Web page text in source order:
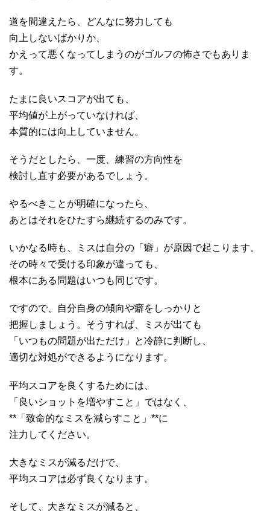
道を間違えたら、どんなに努力しても
向上しないばかりか、
かえって悪くなってしまうのがゴルフの怖さでもありま
す。
たまに良いスコアが出ても、
平均値が上がっていなければ、
本質的には向上していません。
そうだとしたら、一度、練習の方向性を
検討し直す必要があるでしょう。
やるべきことが明確になったら、
あとはそれをひたすら継続するのみです。
いかなる時も、ミスは自分の「癖」が原因で起こります。
その時々で受ける印象が違っても、
根本にある問題はいつも同じです。
ですので、自分自身の傾向や癖をしっかりと
把握しましょう。そうすれば、ミスが出ても
「いつもの問題が出ただけ」と冷静に判断し、
適切な対処ができるようになります。
平均スコアを良くするためには、
「良いショットを増やすこと」ではなく、
**「致命的なミスを減らすこと」**に
注力してください。
大きなミスが減るだけで、
平均スコアは必ず良くなります。
そして、大きなミスが減ると、